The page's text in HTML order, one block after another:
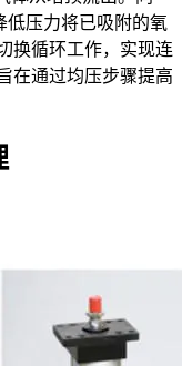
低压力将已吸附的氧
换循环工作，实现连
在通过均压步骤提高